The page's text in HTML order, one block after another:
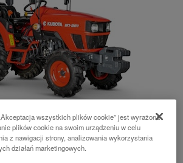
Seria EK1
24.8 KM
wszystkich plików cookie” jest wyrażona
plików cookie na swoim urządzeniu w celu
z nawigacji strony, analizowania wykorzystania
działań marketingowych.